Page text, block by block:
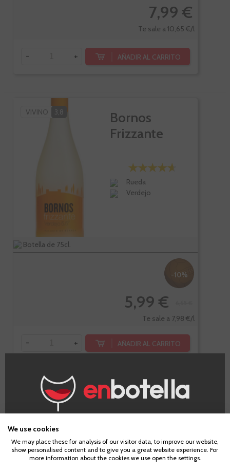
7,99 €
Te sale a 10,65 €/l
- + AÑADIR AL CARRITO
VIVINO 3,8
Bornos
Frizzante
Rueda
Verdejo
Botella de 75cl.
-10%
5,99 €
Te sale a 7,98 €/l
- + AÑADIR AL CARRITO
90
VIVINO
3,6
Palacio De
Verdejo
¿Eres mayor de edad?
Para acceder a enbotella, debes tener la edad legal de
tu país de residencia, lo cual es suficiente para
We use cookies
We may place these for analysis of our visitor data, to improve our website,
show personalised content and to give you a great website experience. For
more information about the cookies we use open the settings.